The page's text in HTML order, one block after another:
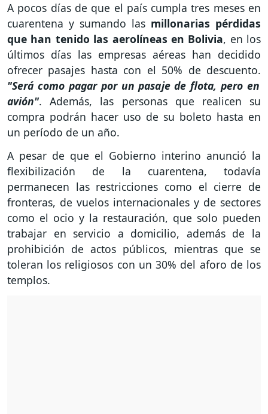
A pocos días de que el país cumpla tres meses en
cuarentena y sumando las millonarias pérdidas
que han tenido las aerolíneas en Bolivia, en los
últimos días las empresas aéreas han decidido
ofrecer pasajes hasta con el 50% de descuento.
"Será como pagar por un pasaje de flota, pero en
avión". Además, las personas que realicen su
compra podrán hacer uso de su boleto hasta en
un período de un año.
A pesar de que el Gobierno interino anunció la
flexibilización de la cuarentena, todavía
permanecen las restricciones como el cierre de
fronteras, de vuelos internacionales y de sectores
como el ocio y la restauración, que solo pueden
trabajar en servicio a domicilio, además de la
prohibición de actos públicos, mientras que se
toleran los religiosos con un 30% del aforo de los
templos.